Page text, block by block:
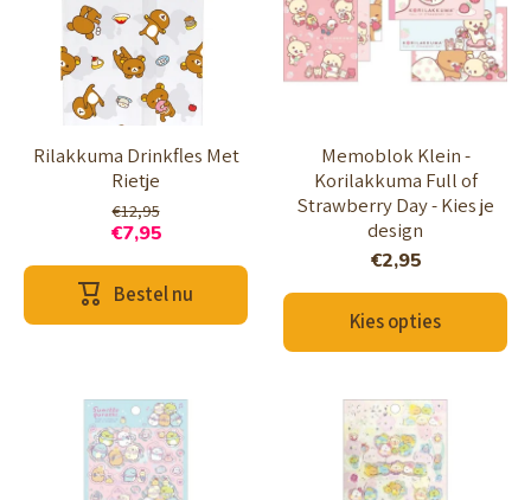
Rilakkuma Drinkfles Met
Rietje
€12,95
€7,95
Bestel nu
Memoblok Klein -
Korilakkuma Full of
Strawberry Day - Kies je
design
€2,95
Kies opties